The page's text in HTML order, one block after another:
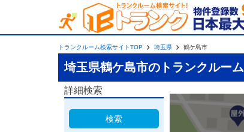
トランクルーム検索サイトTOP 埼玉県 鶴ケ島市
埼玉県鶴ケ島市のトランクルーム
詳細検索
検索